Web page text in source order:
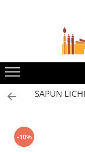
Toate Produsele
Hartie si articole din
Hartie pentru copiator
Hartie color pentru
Papetarie
Notes adeziv si index
Bloc Notes-uri brosate
SAPUN
-10%